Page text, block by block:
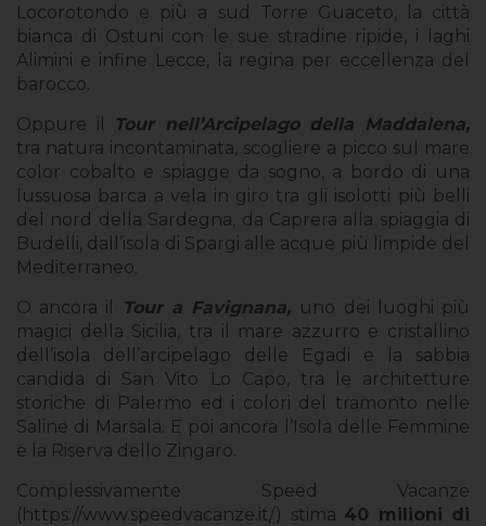
Locorotondo e più a sud Torre Guaceto, la città
bianca di Ostuni con le sue stradine ripide, i laghi
Alimini e infine Lecce, la regina per eccellenza del
barocco.
Oppure il
Tour nell’Arcipelago della Maddalena,
tra natura incontaminata, scogliere a picco sul mare
color cobalto e spiagge da sogno, a bordo di una
lussuosa barca a vela in giro tra gli isolotti più belli
del nord della Sardegna, da Caprera alla spiaggia di
Budelli, dall’isola di Spargi alle acque più limpide del
Mediterraneo.
O ancora il
Tour a Favignana, uno dei luoghi più
magici della Sicilia, tra il mare azzurro e cristallino
dell’isola dell’arcipelago delle Egadi e la sabbia
candida di San Vito Lo Capo, tra le architetture
storiche di Palermo ed i colori del tramonto nelle
Saline di Marsala. E poi ancora l’Isola delle Femmine
e la Riserva dello Zingaro.
Complessivamente Speed Vacanze
(https://www.speedvacanze.it/) stima 40 milioni di